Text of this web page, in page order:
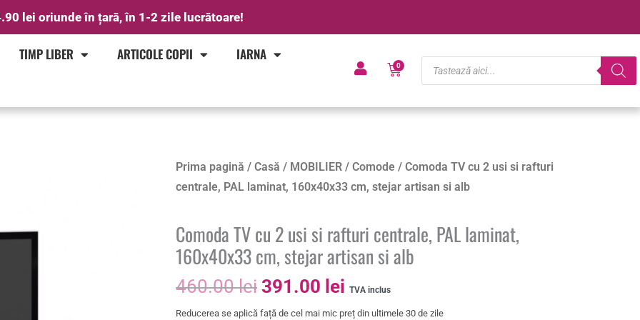
lei oriunde în țară, în 1-2 zile lucrătoare!
TIMP LIBER ARTICOLE COPII
IARNA
0
Cart
Products
search
Prima pagină /Casă / MOBILIER /Comode / Comoda TV cu 2 usi si rafturi
centrale, PAL laminat, 160x40x33 cm, stejar artisan si alb
Comoda TV cu 2 usi si rafturi centrale, PAL laminat,
160x40x33 cm, stejar artisan si alb
460.00lei
Prețul
inițial
fost:
460.00 lei.
391.00 lei
Prețul
curent
391.00 lei.
TVA inclus
Reducerea se aplică față de cel mai mic preț din ultimele 30 de zile
Cantitate
Comoda
cu
2
usi
si
rafturi